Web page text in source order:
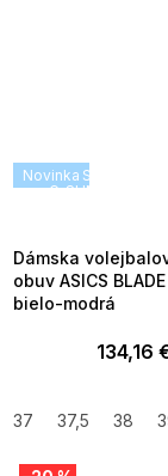
Novinka SUMMER
Dámska
obuv ASICS
bielo-modrá
134,16
37 37,5 38